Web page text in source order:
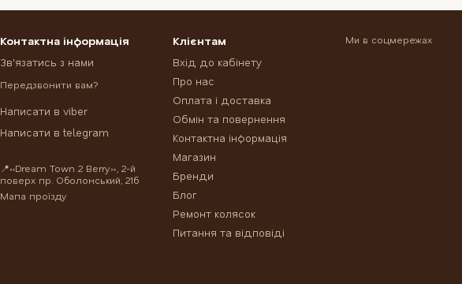
Контактна інформація
Зв'язатись з нами
Передзвонити вам?
Написати в viber
Написати в telegram
📍«Dream Town 2 Berry», 2-й
поверх пр. Оболонський, 21б
Мапа проїзду
Клієнтам
Вхід до кабінету
Про нас
Оплата і доставка
Обмін та повернення
Контактна інформація
Магазин
Бренди
Блог
Ремонт колясок
Питання та відповіді
Ми в соцмережах